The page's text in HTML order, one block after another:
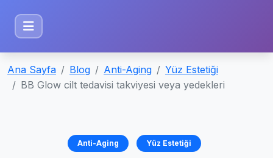
Ana Sayfa Blog Anti-Aging
Yüz Estetiği
BB Glow cilt tedavisi takviyesi veya yedekleri
Anti-Aging Yüz Estetiği